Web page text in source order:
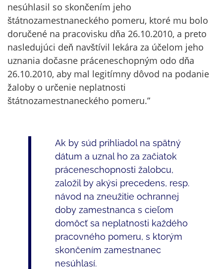
nesúhlasil so skončením jeho
štátnozamestnaneckého pomeru, ktoré mu bolo
doručené na pracovisku dňa 26.10.2010, a preto
nasledujúci deň navštívil lekára za účelom jeho
uznania dočasne práceneschopným odo dňa
26.10.2010, aby mal legitímny dôvod na podanie
žaloby o určenie neplatnosti
štátnozamestnaneckého pomeru.”
Ak by súd prihliadol na spätný
dátum a uznal ho za začiatok
práceneschopnosti žalobcu,
založil by akýsi precedens, resp.
návod na zneužitie ochrannej
doby zamestnanca s cieľom
domôcť sa neplatnosti každého
pracovného pomeru, s ktorým
skončením zamestnanec
nesúhlasí.